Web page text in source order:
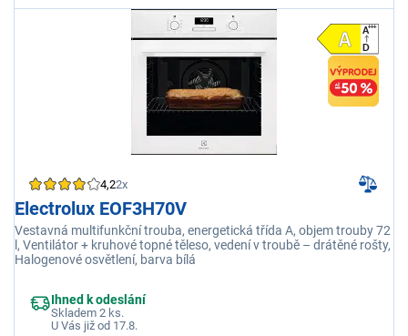
4,22x
Electrolux EOF3H70V
Vestavná multifunkční trouba, energetická třída A, objem trouby 72
l, Ventilátor + kruhové topné těleso, vedení v troubě – drátěné rošty,
Halogenové osvětlení, barva bílá
Ihned k odeslání
Skladem 2 ks.
U Vás již od 17.8.